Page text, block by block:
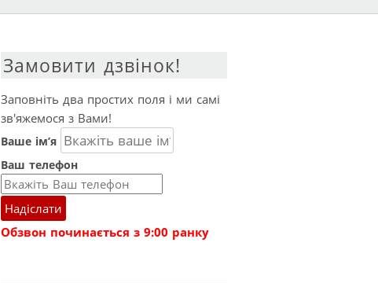
Замовити дзвінок!
Заповніть два простих поля і ми самі
зв'яжемося з Вами!
Ваше ім’я
Ваш телефон
Надіслати
Обзвон починається з 9:00 ранку